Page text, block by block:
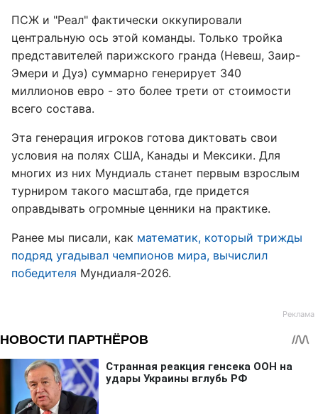
ПСЖ и "Реал" фактически оккупировали
центральную ось этой команды. Только тройка
представителей парижского гранда (Невеш, Заир-
Эмери и Дуэ) суммарно генерирует 340
миллионов евро - это более трети от стоимости
всего состава.
Эта генерация игроков готова диктовать свои
условия на полях США, Канады и Мексики. Для
многих из них Мундиаль станет первым взрослым
турниром такого масштаба, где придется
оправдывать огромные ценники на практике.
Ранее мы писали, как математик, который трижды
подряд угадывал чемпионов мира, вычислил
победителя Мундиаля-2026.